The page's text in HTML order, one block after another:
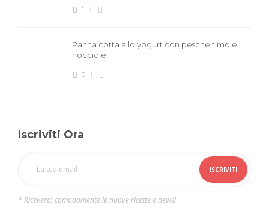
1
Panna cotta allo yogurt con pesche timo e
nocciole
0
Iscriviti Ora
* Riceverai comodamente le nuove ricette e news!